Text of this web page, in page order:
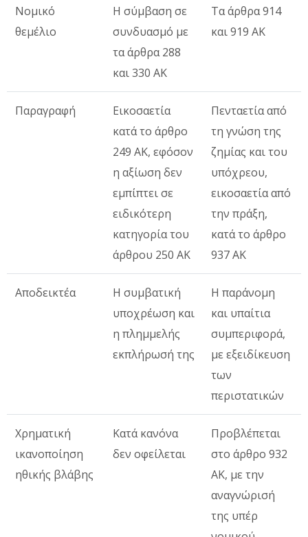
Νομικό
θεμέλιο
Η σύμβαση σε
συνδυασμό με
τα άρθρα 288
και 330 ΑΚ
Τα άρθρα 914
και 919 ΑΚ
Παραγραφή
Εικοσαετία
κατά το άρθρο
249 ΑΚ, εφόσον
η αξίωση δεν
εμπίπτει σε
ειδικότερη
κατηγορία του
άρθρου 250 ΑΚ
Πενταετία από
τη γνώση της
ζημίας και του
υπόχρεου,
εικοσαετία από
την πράξη,
κατά το άρθρο
937 ΑΚ
Αποδεικτέα
Η συμβατική
υποχρέωση και
η πλημμελής
εκπλήρωσή της
Η παράνομη
και υπαίτια
συμπεριφορά,
με εξειδίκευση
των
περιστατικών
Χρηματική
ικανοποίηση
ηθικής βλάβης
Κατά κανόνα
δεν οφείλεται
Προβλέπεται
στο άρθρο 932
ΑΚ, με την
αναγνώρισή
της υπέρ